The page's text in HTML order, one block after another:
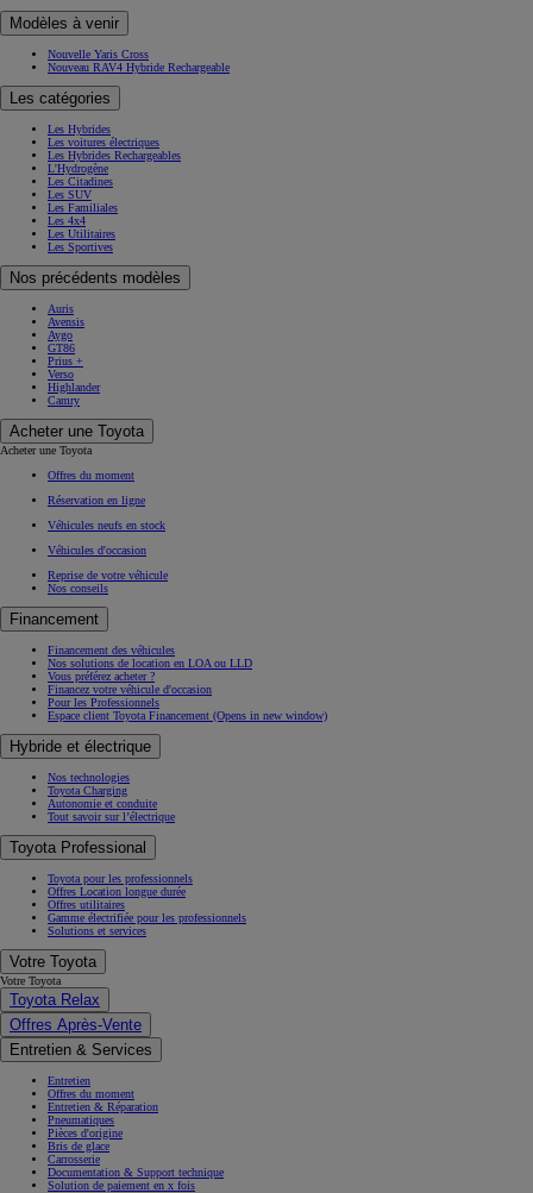
Modèles à venir
Nouvelle Yaris Cross
Nouveau RAV4 Hybride Rechargeable
Les catégories
Les Hybrides
Les voitures électriques
Les Hybrides Rechargeables
L'Hydrogène
Les Citadines
Les SUV
Les Familiales
Les 4x4
Les Utilitaires
Les Sportives
Nos précédents modèles
Auris
Avensis
Aygo
GT86
Prius +
Verso
Highlander
Camry
Acheter une Toyota
Acheter une Toyota
Offres du moment
Réservation en ligne
Véhicules neufs en stock
Véhicules d'occasion
Reprise de votre véhicule
Nos conseils
Financement
Financement des véhicules
Nos solutions de location en LOA ou LLD
Vous préférez acheter ?
Financez votre véhicule d'occasion
Pour les Professionnels
Espace client Toyota Financement (Opens in new window)
Hybride et électrique
Nos technologies
Toyota Charging
Autonomie et conduite
Tout savoir sur l’électrique
Toyota Professional
Toyota pour les professionnels
Offres Location longue durée
Offres utilitaires
Gamme électrifiée pour les professionnels
Solutions et services
Votre Toyota
Votre Toyota
Toyota Relax
Offres Après-Vente
Entretien & Services
Entretien
Offres du moment
Entretien & Réparation
Pneumatiques
Pièces d'origine
Bris de glace
Carrosserie
Documentation & Support technique
Solution de paiement en x fois